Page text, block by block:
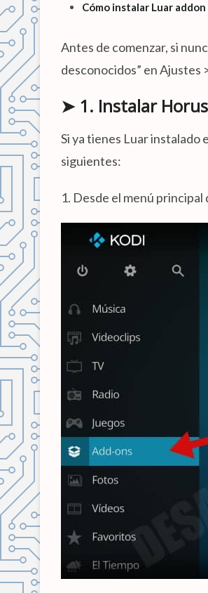
Cómo instalar Luar
Antes de comenzar, si
desconocidos” en Ajustes
➤ 1. Instalar
Si ya tienes Luar instalado
siguientes:
1. Desde el menú